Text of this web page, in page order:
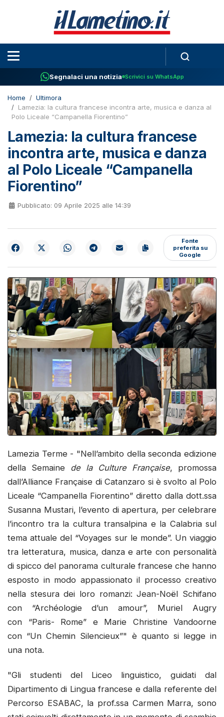
Segnalaci una notizia Scrivici su WhatsApp
Home
Ultimora
Lamezia: la cultura francese incontra arte, musica e danza al
Polo Liceale “Campanella Fiorentino”
Lamezia: la cultura francese
incontra arte, musica e danza
al Polo Liceale “Campanella
Fiorentino”
Pubblicato: 09 Aprile 2025 alle 14:39
Fonte
preferita su
Google
Lamezia Terme - "Nell’ambito della seconda edizione
della Semaine de la Culture Française, promossa
dall’Alliance Française di Catanzaro si è svolto al Polo
Liceale “Campanella Fiorentino” diretto dalla dott.ssa
Susanna Mustari, l’evento di apertura, per celebrare
l’incontro tra la cultura transalpina e la Calabria sul
tema attuale del “Voyages sur le monde”. Un viaggio
tra letteratura, musica, danza e arte con personalità
di spicco del panorama culturale francese che hanno
esposto in modo appassionato il processo creativo
nella stesura dei loro romanzi: Jean-Noël Schifano
con “Archéologie d’un amour”, Muriel Augry
con “Paris- Rome” e Marie Christine Vandoorne
con “Un Chemin Silencieux”" è quanto si legge in
una nota.
"Gli studenti del Liceo linguistico, guidati dal
Dipartimento di Lingua francese e dalla referente del
Percorso ESABAC, la prof.ssa Carmen Marra, sono